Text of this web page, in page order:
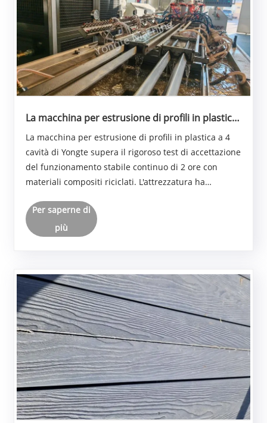
La macchina per estrusione di profili in plastica
del funzionamento stabile continuo di 2 ore con
materiali compositi riciclati
La macchina per estrusione di profili in plastica a 4
cavità di Yongte supera il rigoroso test di accettazione
del funzionamento stabile continuo di 2 ore con
materiali compositi riciclati. L'attrezzatura ha
impeccabile per due ore intere con materiali
compo......
Per saperne di
più